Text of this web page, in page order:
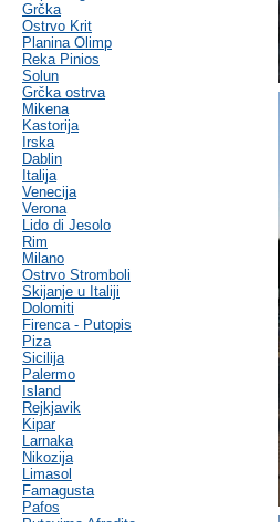
Grčka
Ostrvo Krit
Planina Olimp
Reka Pinios
Solun
Grčka ostrva
Mikena
Kastorija
Irska
Dablin
Italija
Venecija
Verona
Lido di Jesolo
Rim
Milano
Ostrvo Stromboli
Skijanje u Italiji
Dolomiti
Firenca - Putopis
Piza
Sicilija
Palermo
Island
Rejkjavik
Kipar
Larnaka
Nikozija
Limasol
Famagusta
Pafos